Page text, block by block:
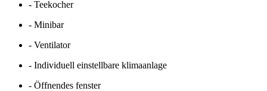
- Teekocher
- Minibar
- Ventilator
- Individuell einstellbare klimaanlage
- Öffnendes fenster